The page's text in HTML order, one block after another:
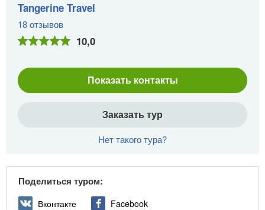
Tangerine Travel
18 отзывов
10,0
Показать контакты
Заказать тур
Нет такого тура?
Поделиться туром:
Вконтакте Facebook